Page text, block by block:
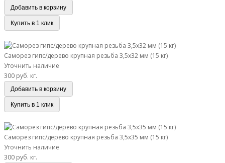
Добавить в корзину
Купить в 1 клик
Саморез гипс/дерево крупная резьба 3,5х32 мм (15 кг)
Уточнить наличие
300 руб. кг.
Добавить в корзину
Купить в 1 клик
Саморез гипс/дерево крупная резьба 3,5х35 мм (15 кг)
Уточнить наличие
300 руб. кг.